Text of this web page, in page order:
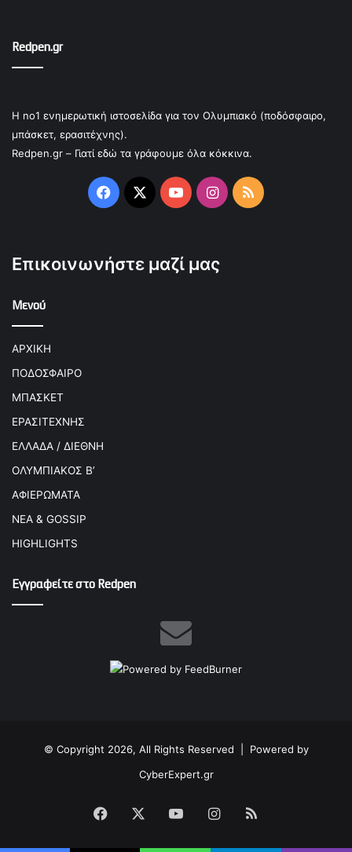
Redpen.gr
Η no1 ενημερωτική ιστοσελίδα για τον Ολυμπιακό (ποδόσφαιρο,
μπάσκετ, ερασιτέχνης).
Redpen.gr – Γιατί εδώ τα γράφουμε όλα κόκκινα.
Facebook
X YouTubeInstagram
RSS
Επικοινωνήστε μαζί μας
Μενού
ΑΡΧΙΚΗ
ΠΟΔΟΣΦΑΙΡΟ
ΜΠΑΣΚΕΤ
ΕΡΑΣΙΤΕΧΝΗΣ
ΕΛΛΑΔΑ / ΔΙΕΘΝΗ
ΟΛΥΜΠΙΑΚΟΣ Β’
ΑΦΙΕΡΩΜΑΤΑ
ΝΕΑ & GOSSIP
HIGHLIGHTS
Εγγραφείτε στο Redpen
© Copyright 2026, All Rights Reserved | Powered by
CyberExpert.gr
Facebook YouTubeInstagram